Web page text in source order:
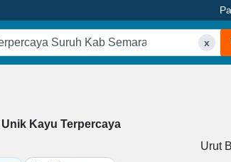
x
Kayu Terpercaya
Urut